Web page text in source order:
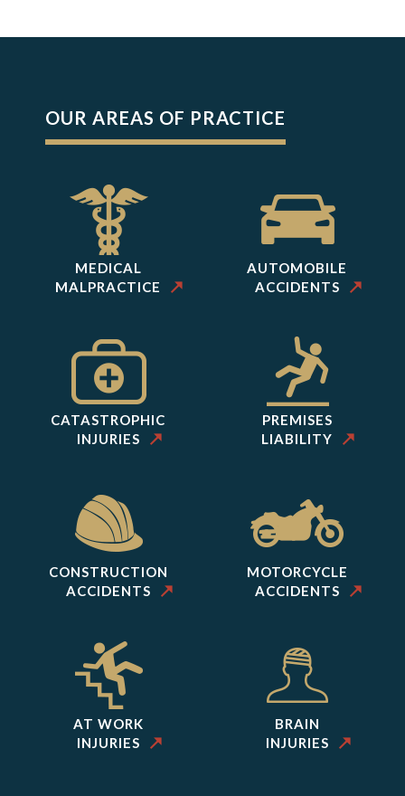
OUR AREAS OF PRACTICE
MEDICAL
MALPRACTICE
AUTOMOBILE
ACCIDENTS
CATASTROPHIC
INJURIES
PREMISES
LIABILITY
CONSTRUCTION
ACCIDENTS
MOTORCYCLE
ACCIDENTS
AT WORK
INJURIES
BRAIN
INJURIES